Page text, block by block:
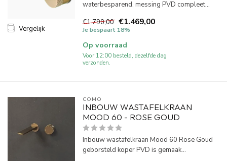
Vergelijk
waterbesparend, messing PVD compleet...
€1.790,00 €1.469,00
Je bespaart 18%
Op voorraad
Voor 12:00 besteld, dezelfde dag
verzonden.
COMO
INBOUW WASTAFELKRAAN
MOOD 60 - ROSE GOUD
Inbouw wastafelkraan Mood 60 Rose Goud
geborsteld koper PVD is gemaak...